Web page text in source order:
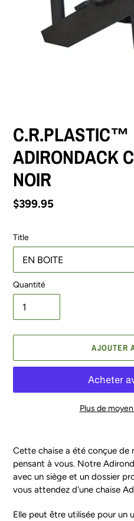
C.R.PLASTIC™
ADIRONDACK
NOIR
Prix
$399.95
Title
Quantité
AJOUTER
Plus de
d'un
à
Cette chaise a été conçue de
pensant à vous. Notre
avec un siège et un dossier
vous attendez d'une chaise
Elle peut être utilisée pour un